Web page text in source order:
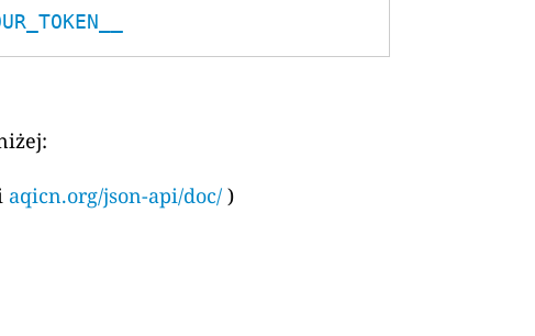
aqicn.org/json-api/doc/ )